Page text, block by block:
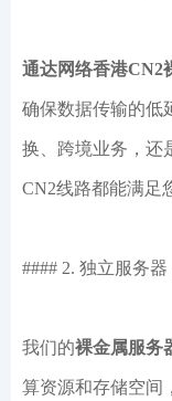
通达网络香港CN2
确保数据传输的低
换、跨境业务，还
CN2线路都能满足
#### 2. 独立服务
我们的裸金属服务
算资源和存储空间